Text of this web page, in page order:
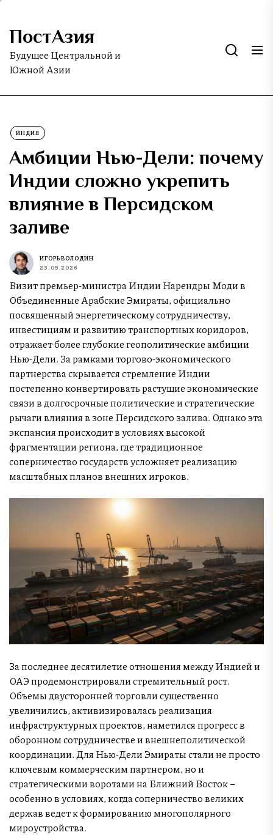
Skip
the
content
ПостАзия
Будущее Центральной и
Южной Азии
ИНДИЯ
Амбиции Нью-Дели: почему
Индии сложно укрепить
влияние в Персидском
заливе
ИГОРЬ ВОЛОДИН
23.05.2026
Визит премьер-министра Индии Нарендры Моди в
Объединенные Арабские Эмираты, официально
посвященный энергетическому сотрудничеству,
инвестициям и развитию транспортных коридоров,
отражает более глубокие геополитические амбиции
Нью-Дели. За рамками торгово-экономического
партнерства скрывается стремление Индии
постепенно конвертировать растущие экономические
связи в долгосрочные политические и стратегические
рычаги влияния в зоне Персидского залива. Однако эта
экспансия происходит в условиях высокой
фрагментации региона, где традиционное
соперничество государств усложняет реализацию
масштабных планов внешних игроков.
За последнее десятилетие отношения между Индией и
ОАЭ продемонстрировали стремительный рост.
Объемы двусторонней торговли существенно
увеличились, активизировалась реализация
инфраструктурных проектов, наметился прогресс в
оборонном сотрудничестве и внешнеполитической
координации. Для Нью-Дели Эмираты стали не просто
ключевым коммерческим партнером, но и
стратегическими воротами на Ближний Восток –
особенно в условиях, когда соперничество великих
держав ведет к формированию многополярного
мироустройства.